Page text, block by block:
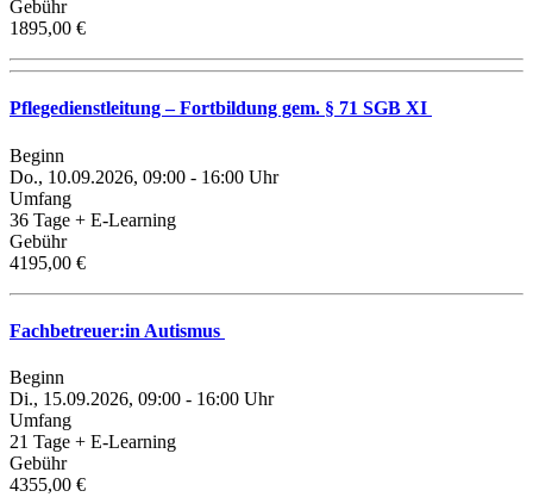
Gebühr
1895,00 €
Pflegedienstleitung – Fortbildung gem. § 71 SGB XI
Beginn
Do., 10.09.2026, 09:00 - 16:00 Uhr
Umfang
36 Tage + E-Learning
Gebühr
4195,00 €
Fachbetreuer:in Autismus
Beginn
Di., 15.09.2026, 09:00 - 16:00 Uhr
Umfang
21 Tage + E-Learning
Gebühr
4355,00 €